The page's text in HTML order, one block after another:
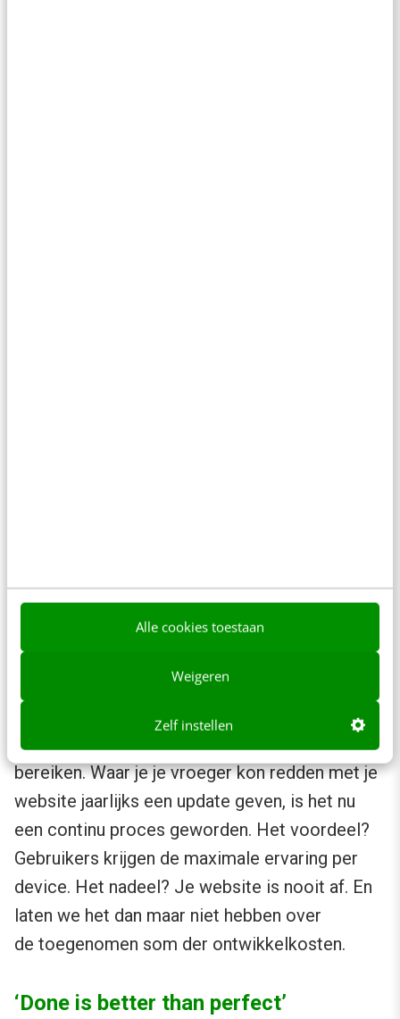
Alle cookies toestaan
Weigeren
Zelf instellen
een ‘imperfect’ scherm te
Ook in deze sector hebben
de online ontwikkelingen
het dus moeilijker gemaakt om perfectie te
bereiken. Waar je je vroeger kon redden met je
website jaarlijks een update geven, is het nu
een continu proces geworden. Het voordeel?
Gebruikers krijgen de maximale ervaring per
device. Het nadeel? Je website is nooit af. En
laten we het dan maar niet hebben over
de toegenomen som der ontwikkelkosten.
‘Done is better than perfect’